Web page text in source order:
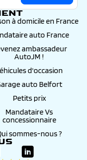
à domicile en France
auto France
ambassadeur
AutoJM !
d'occasion
auto Belfort
Petits prix
Mandataire Vs
concessionnaire
sommes-nous ?